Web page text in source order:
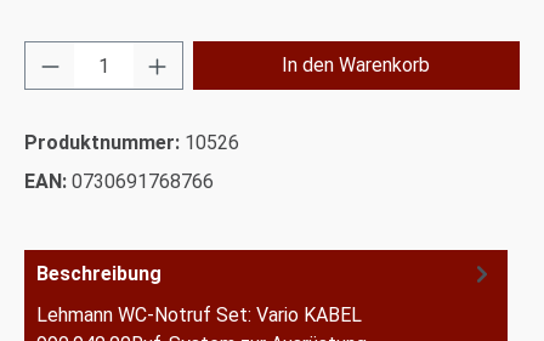
Produkt Anzahl: Gib den gewünschten
In den Warenkorb
Produktnummer: 10526
EAN: 0730691768766
Beschreibung
Lehmann WC-Notruf Set: Vario KABEL